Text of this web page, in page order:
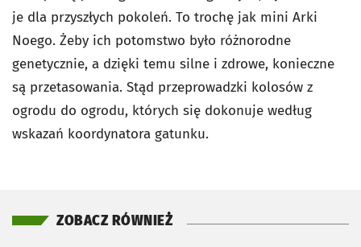
je dla przyszłych pokoleń. To trochę jak mini Arki
Noego. Żeby ich potomstwo było różnorodne
genetycznie, a dzięki temu silne i zdrowe, konieczne
są przetasowania. Stąd przeprowadzki kolosów z
ogrodu do ogrodu, których się dokonuje według
wskazań koordynatora gatunku.
ZOBACZ RÓWNIEŻ